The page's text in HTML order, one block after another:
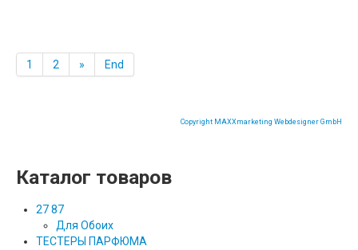
1 2 » End
Copyright MAXXmarketing Webdesigner GmbH
Каталог товаров
27 87
Для Обоих
ТЕСТЕРЫ ПАРФЮМА